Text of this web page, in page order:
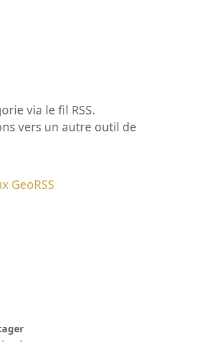
via le fil RSS.
vers un autre outil de
GeoRSS